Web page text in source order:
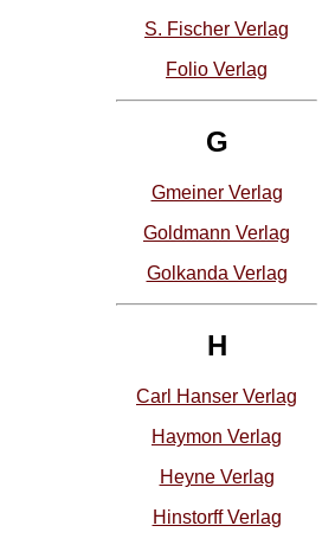
S. Fischer Verlag
Folio Verlag
G
Gmeiner Verlag
Goldmann Verlag
Golkanda Verlag
H
Carl Hanser Verlag
Haymon Verlag
Heyne Verlag
Hinstorff Verlag